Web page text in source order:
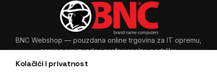
Kolačići i privatnost
BNC Webshop — pouzdana online trgovina za IT opremu,
gaming proizvode i profesionalnu podršku.